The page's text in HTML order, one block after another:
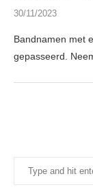
30/11/2023
Bandnamen met
gepasseerd.